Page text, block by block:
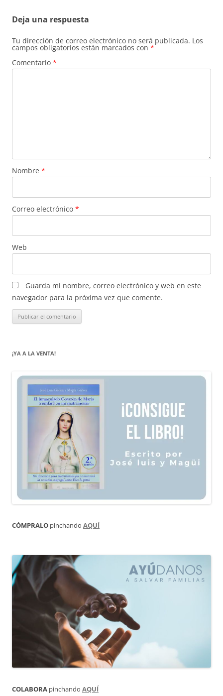
Deja una respuesta
Tu dirección de correo electrónico no será publicada. Los
campos obligatorios están marcados con *
Comentario *
Nombre *
Correo electrónico *
Web
Guarda mi nombre, correo electrónico y web en este
navegador para la próxima vez que comente.
¡YA A LA VENTA!
CÓMPRALO pinchando AQUÍ
COLABORA pinchando AQUÍ